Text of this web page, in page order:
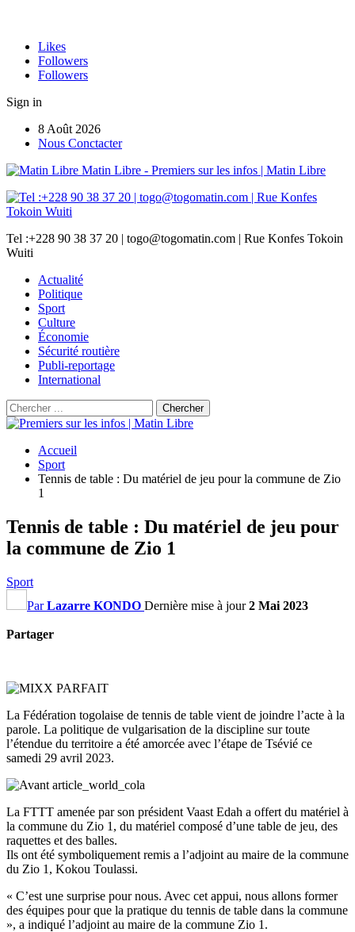
Likes
Followers
Followers
Sign in
8 Août 2026
Nous Conctacter
Matin Libre - Premiers sur les infos | Matin Libre
Tel :+228 90 38 37 20 | togo@togomatin.com | Rue Konfes Tokoin
Wuiti
Actualité
Politique
Sport
Culture
Économie
Sécurité routière
Publi-reportage
International
Accueil
Sport
Tennis de table : Du matériel de jeu pour la commune de Zio
1
Tennis de table : Du matériel de jeu pour
la commune de Zio 1
Sport
ParLazarre KONDO Dernière mise à jour2 Mai 2023
Partager
La Fédération togolaise de tennis de table vient de joindre l’acte à la
parole. La politique de vulgarisation de la discipline sur toute
l’étendue du territoire a été amorcée avec l’étape de Tsévié ce
samedi 29 avril 2023.
La FTTT amenée par son président Vaast Edah a offert du matériel à
la commune du Zio 1, du matériel composé d’une table de jeu, des
raquettes et des balles.
Ils ont été symboliquement remis a l’adjoint au maire de la commune
du Zio 1, Kokou Toulassi.
« C’est une surprise pour nous. Avec cet appui, nous allons former
des équipes pour que la pratique du tennis de table dans la commune
», a indiqué l’adjoint au maire de la commune Zio 1.